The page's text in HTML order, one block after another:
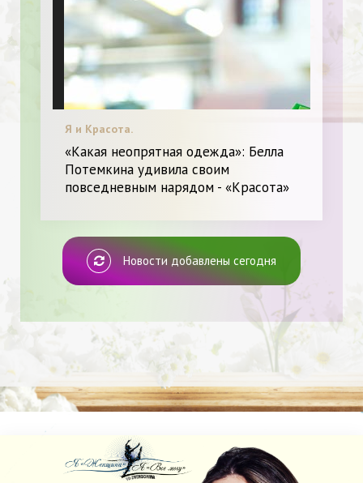
Я и Красота.
«Какая неопрятная одежда»: Белла
Потемкина удивила своим
повседневным нарядом - «Красота»
Новости добавлены сегодня